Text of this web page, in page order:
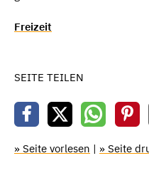
Freizeit
SEITE TEILEN
» Seite vorlesen | » Seite